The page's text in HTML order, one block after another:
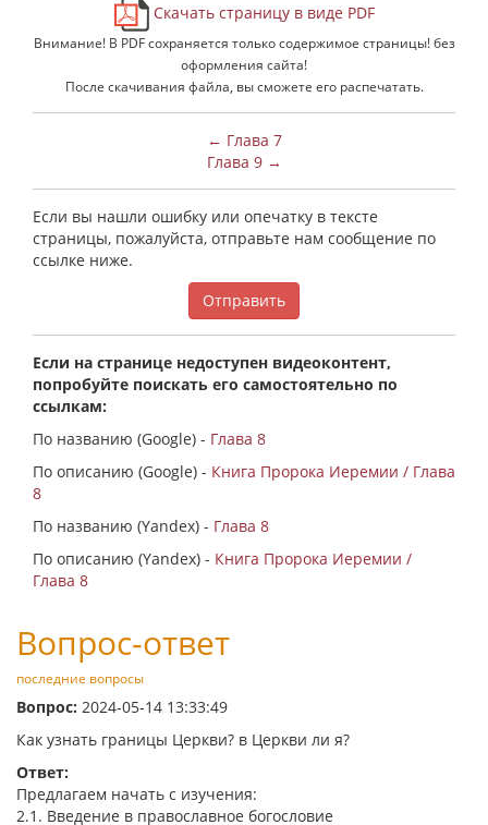
Скачать страницу в виде PDF
Внимание! В PDF сохраняется только содержимое страницы! без
оформления сайта!
После скачивания файла, вы сможете его распечатать.
← Глава 7
Глава 9 →
Если вы нашли ошибку или опечатку в тексте
страницы, пожалуйста, отправьте нам сообщение по
ссылке ниже.
Отправить
Если на странице недоступен видеоконтент,
попробуйте поискать его самостоятельно по
ссылкам:
По названию (Google) - Глава 8
По описанию (Google) - Книга Пророка Иеремии / Глава
8
По названию (Yandex) - Глава 8
По описанию (Yandex) - Книга Пророка Иеремии /
Глава 8
Вопрос-ответ
последние вопросы
Вопрос: 2024-05-14 13:33:49
Как узнать границы Церкви? в Церкви ли я?
Ответ:
Предлагаем начать с изучения:
2.1. Введение в православное богословие